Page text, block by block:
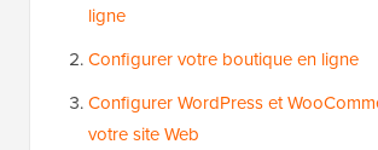
ligne
Configurer votre boutique en ligne
Configurer WordPress et
votre site Web